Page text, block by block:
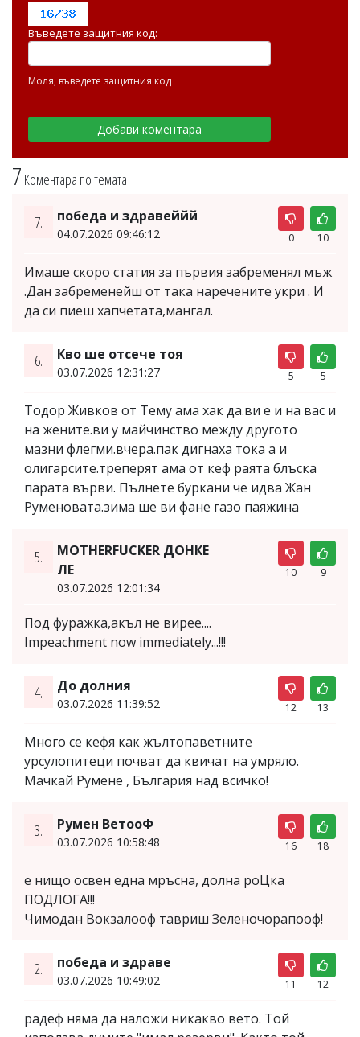
7 Коментара по темата
7. победа и здравеййй
04.07.2026 09:46:12 0 10
Имаше скоро статия за първия забременял мъж
.Дан забременейш от така наречените укри . И
да си пиеш хапчетата,мангал.
6. Кво ше отсече тоя
03.07.2026 12:31:27 5 5
Тодор Живков от Тему ама хак да.ви е и на вас и
на жените.ви у майчинство между другото
мазни флегми.вчера.пак дигнаха тока а и
олигарсите.треперят ама от кеф раята блъска
парата върви. Пълнете буркани че идва Жан
Руменовата.зима ше ви фане газо паяжина
5.
MOTHERFUCKER ДОНКЕ
ЛЕ
03.07.2026 12:01:34
10 9
Под фуражка,акъл не вирее....
Impeachment now immediately...!!!
4. До долния
03.07.2026 11:39:52 12 13
Много се кефя как жълтопаветните
урсулопитеци почват да квичат на умряло.
Мачкай Румене , България над всичко!
3. Румен ВетооФ
03.07.2026 10:58:48 16 18
е нищо освен една мръсна, долна роЦка
ПОДЛОГА!!!
Чимодан Вокзалооф тавриш Зеленочорапооф!
2. победа и здраве
03.07.2026 10:49:02 11 12
радеф няма да наложи никакво вето. Той
Въведете защитния код:
Моля, въведете защитния код